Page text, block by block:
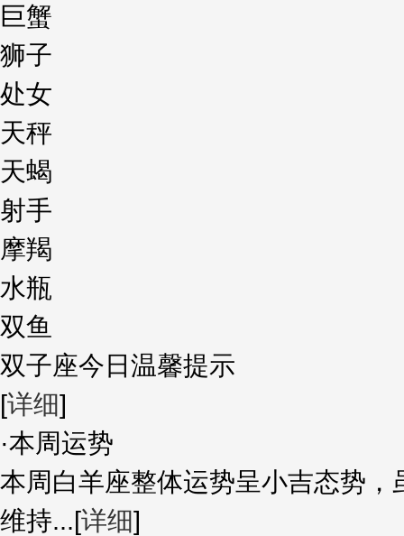
巨蟹
狮子
处女
天秤
天蝎
射手
摩羯
水瓶
双鱼
双子座今日温馨提示
[详细]
·本周运势
本周白羊座整体运势呈小吉态势
维持...[详细]